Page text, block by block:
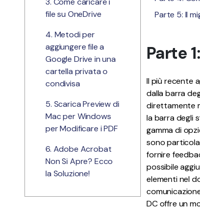
Parte 5: Il
Parte
Il più recente
dalla barra
direttamente
la barra degli
gamma di
sono
fornire
possibile
elementi nel
DC offre un
file su OneDrive
4. Metodi per
aggiungere file a
Google Drive in una
cartella privata o
condivisa
5. Scarica Preview di
Mac per Windows
per Modificare i PDF
6. Adobe Acrobat
Non Si Apre? Ecco
la Soluzione!